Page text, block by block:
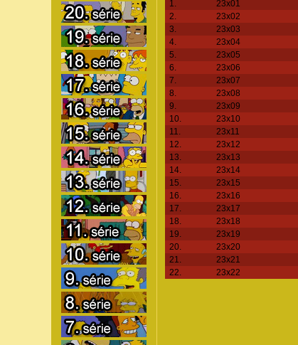
1.
23x01
2.
23x02
3.
23x03
4.
23x04
5.
23x05
6.
23x06
7.
23x07
8.
23x08
9.
23x09
10.
23x10
11.
23x11
12.
23x12
13.
23x13
14.
23x14
15.
23x15
16.
23x16
17.
23x17
18.
23x18
19.
23x19
20.
23x20
21.
23x21
22.
23x22